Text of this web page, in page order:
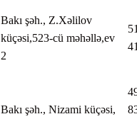
Bakı şəh., Z.Xəlilov
küçəsi,523-cü məhəllə,ev
2
Bakı şəh., Nizami küçəsi,